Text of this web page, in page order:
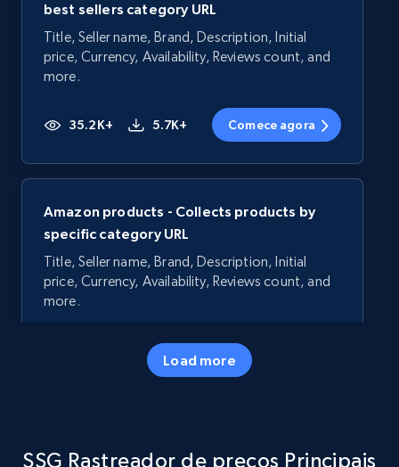
best sellers category URL
Title, Seller name, Brand, Description, Initial
price, Currency, Availability, Reviews count, and
more.
35.2K+ 5.7K+ Comece agora
Amazon products - Collects products by
specific category URL
Title, Seller name, Brand, Description, Initial
price, Currency, Availability, Reviews count, and
more.
5.7K+ Comece agora
specific keywords
Load more
SSG Rastreador de preços Principais